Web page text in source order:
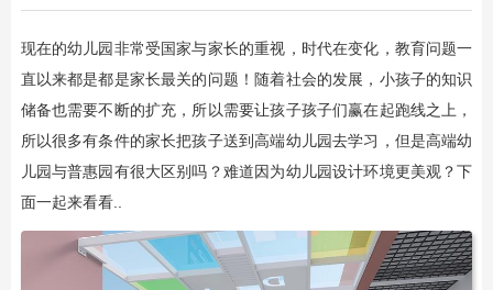
现在的幼儿园非常受国家与家长的重视，时代在变化，教育问题一
直以来都是都是家长最关的问题！随着社会的发展，小孩子的知识
储备也需要不断的扩充，所以需要让孩子孩子们赢在起跑线之上，
所以很多有条件的家长把孩子送到高端幼儿园去学习，但是高端幼
儿园与普惠园有很大区别吗？难道因为幼儿园设计环境更美观？下
面一起来看看..